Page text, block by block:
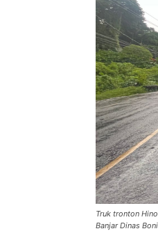
Truk tronton
Banjar Dinas